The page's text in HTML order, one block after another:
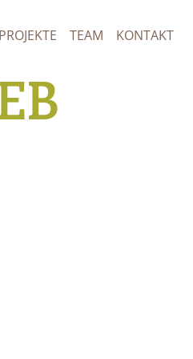
PROJEKTE TEAM KONTAKT